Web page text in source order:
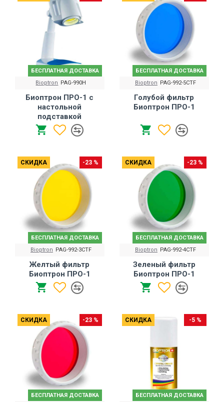
БЕСПЛАТНАЯ ДОСТАВКА
Bioptron PAG-990H
Биоптрон ПРО-1 с
настольной
подставкой
БЕСПЛАТНАЯ ДОСТАВКА
Bioptron PAG-992-5CTF
Голубой фильтр
Биоптрон ПРО-1
СКИДКА
БЕСПЛАТНАЯ ДОСТАВКА
-23 %
Bioptron PAG-992-3CTF
Желтый фильтр
Биоптрон ПРО-1
СКИДКА
БЕСПЛАТНАЯ ДОСТАВКА
-23 %
Bioptron PAG-992-4CTF
Зеленый фильтр
Биоптрон ПРО-1
СКИДКА
БЕСПЛАТНАЯ ДОСТАВКА
-23 % СКИДКА
БЕСПЛАТНАЯ ДОСТАВКА
-5 %